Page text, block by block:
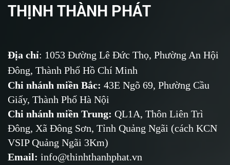
THỊNH THÀNH PHÁT
Địa chỉ: 1053 Đường Lê Đức Thọ, Phường An Hội
Đông, Thành Phố Hồ Chí Minh
Chi nhánh miền Bắc: 43E Ngõ 69, Phường Cầu
Giấy, Thành Phố Hà Nội
Chi nhánh miền Trung: QL1A, Thôn Liên Trì
Đông, Xã Đông Sơn, Tỉnh Quảng Ngãi (cách KCN
VSIP Quảng Ngãi 3Km)
Email: info@thinhthanhphat.vn